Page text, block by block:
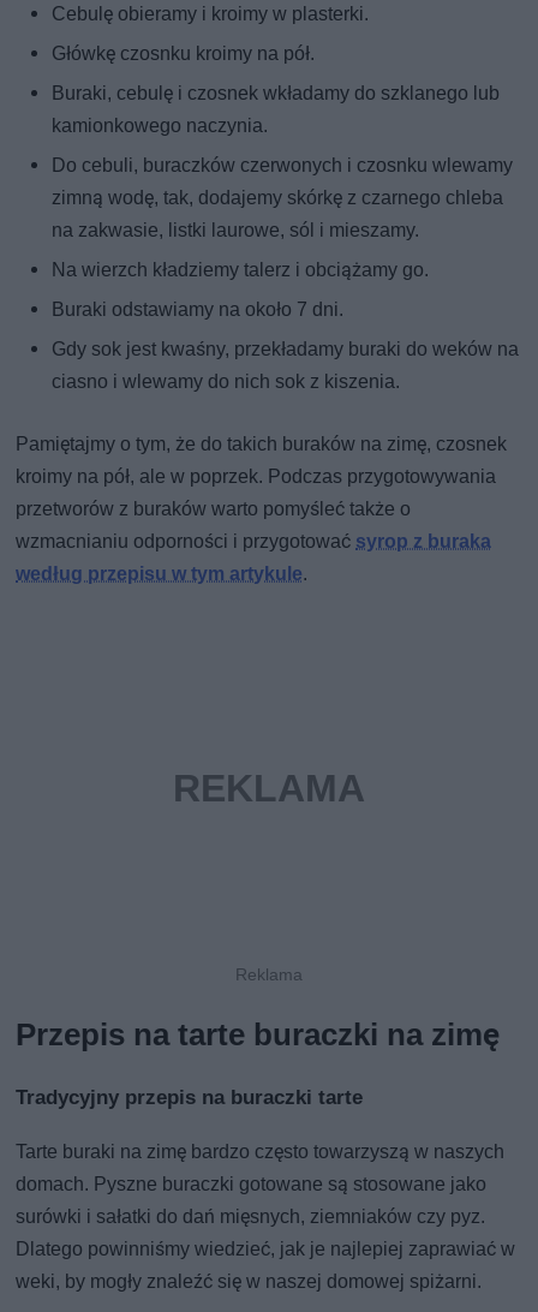
Cebulę obieramy i kroimy w plasterki.
Główkę czosnku kroimy na pół.
Buraki, cebulę i czosnek wkładamy do szklanego lub
kamionkowego naczynia.
Do cebuli, buraczków czerwonych i czosnku wlewamy
zimną wodę, tak, dodajemy skórkę z czarnego chleba
na zakwasie, listki laurowe, sól i mieszamy.
Na wierzch kładziemy talerz i obciążamy go.
Buraki odstawiamy na około 7 dni.
Gdy sok jest kwaśny, przekładamy buraki do weków na
ciasno i wlewamy do nich sok z kiszenia.
Pamiętajmy o tym, że do takich buraków na zimę, czosnek
kroimy na pół, ale w poprzek. Podczas przygotowywania
przetworów z buraków warto pomyśleć także o
wzmacnianiu odporności i przygotować syrop z buraka
według przepisu w tym artykule.
Przepis na tarte buraczki na zimę
Tradycyjny przepis na buraczki tarte
Tarte buraki na zimę bardzo często towarzyszą w naszych
domach. Pyszne buraczki gotowane są stosowane jako
surówki i sałatki do dań mięsnych, ziemniaków czy pyz.
Dlatego powinniśmy wiedzieć, jak je najlepiej zaprawiać w
weki, by mogły znaleźć się w naszej domowej spiżarni.